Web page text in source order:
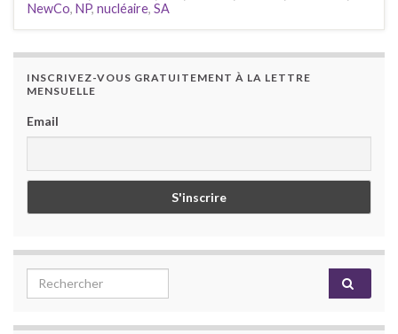
NewCo, NP, nucléaire, SA
INSCRIVEZ-VOUS GRATUITEMENT À LA LETTRE
MENSUELLE
Email
Search for: